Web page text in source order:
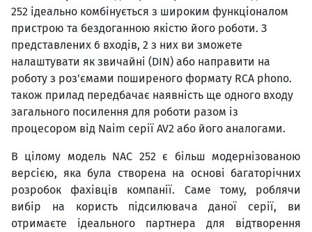
252 ідеально комбінується з широким функціоналом
пристрою та бездоганною якістю його роботи. З
представлених 6 входів, 2 з них ви зможете
налаштувати як звичайні (DIN) або направити на
роботу з роз'ємами поширеного формату RCA phono.
також прилад передбачає наявність ще одного входу
загального посилення для роботи разом із
процесором від Naim серії AV2 або його аналогами.
В цілому модель NAC 252 є більш модернізованою
версією, яка була створена на основі багаторічних
розробок фахівців компанії. Саме тому, роблячи
вибір на користь підсилювача даної серії, ви
отримаєте ідеального партнера для відтворення